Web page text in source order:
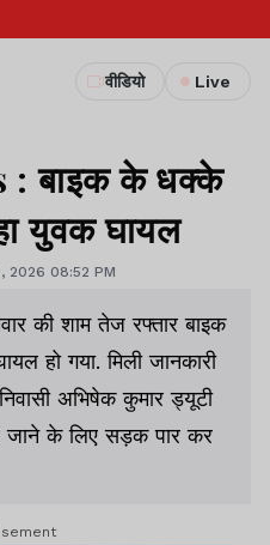
वीडियो Live
: बाइक के धक्के
युवक घायल
2026 08:52 PM
की शाम तेज रफ्तार बाइक
हो गया. मिली जानकारी
अभिषेक कुमार ड्यूटी
जाने के लिए सड़क पार कर